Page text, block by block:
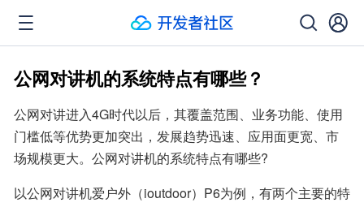
公网对讲机的系统特点有哪些？
公网对讲进入4G时代以后，其覆盖范围、业务功能、使用
门槛低等优势更加突出，发展趋势迅速、应用面更宽、市
场规模更大。公网对讲机的系统特点有哪些?
以公网对讲机爱户外（ioutdoor）P6为例，有两个主要的特